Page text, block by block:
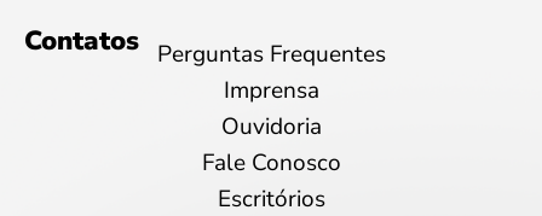
Contatos
Perguntas Frequentes
Imprensa
Ouvidoria
Fale Conosco
Escritórios